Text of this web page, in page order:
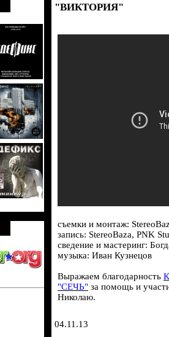
"ВИКТОРИЯ"
съемки и монтаж:
запись: StereoBaza, PNK
сведение и мастеринг:
музыка: Иван Кузнецов
Выражаем благодарность
"СЕЧЬ" за помощь и
Николаю.
04.11.13